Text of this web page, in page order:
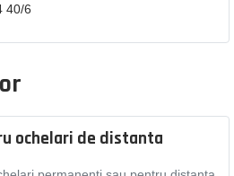
40/6
ochelari de distanta